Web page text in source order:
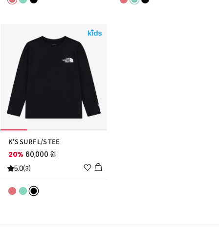
가
K'S SURF L/S TEE
60,000 원
20%
위
5.0(3)